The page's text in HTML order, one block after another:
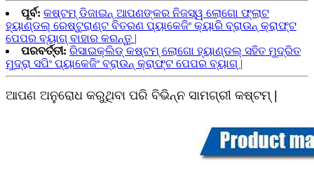
ପୂର୍ବ: କଷ୍ଟମ୍ ଡିଜାଇନ୍ ଆପଣଙ୍କର ନିଜସ୍ୱ ଲୋଗୋ ଫ୍ଲାଟ
ହ୍ୟାଣ୍ଡଲ୍ ରେଷ୍ଟୁରାଣ୍ଟ ବିତରଣ ପ୍ୟାକେଜିଂ କ୍ୟାରି ବ୍ରାଉନ୍ କ୍ରାଫ୍ଟ
ପେପର ବ୍ୟାଗ୍ ବାହାର କରନ୍ତୁ |
ପରବର୍ତ୍ତୀ: ରିସାଇକ୍ଲିଡ୍ କଷ୍ଟମ୍ ଲୋଗୋ ହ୍ୟାଣ୍ଡଲ୍ ସହିତ ମୁଦ୍ରିତ
ମୁଦ୍ରା ସପିଂ ପ୍ୟାକେଜିଂ ବ୍ରାଉନ୍ କ୍ରାଫ୍ଟ ପେପର ବ୍ୟାଗ୍ |
ଆପଣ ଅନୁରୋଧ କରୁଥିବା ପରି ବିଭିନ୍ନ ସାମଗ୍ରୀ କଷ୍ଟମ୍ |